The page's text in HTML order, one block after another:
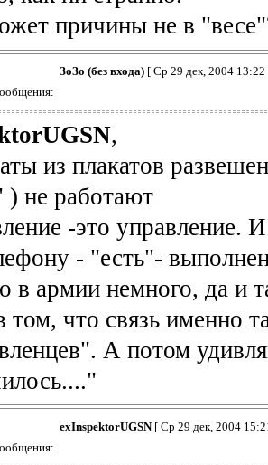
причины не в
ЗоЗо (без входа)[ Ср 29 дек, 2004 13:22
,
из плакатов
) не работают
-это управление.
- "есть"-
в армии немного, да и
том, что связь именно
А потом
exInspektorUGSN[ Ср 29 дек, 2004